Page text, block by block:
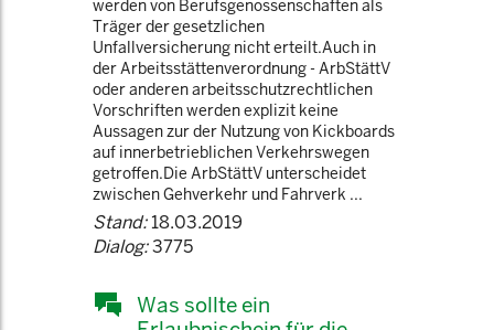
werden von Berufsgenossenschaften als
Träger der gesetzlichen
Unfallversicherung nicht erteilt.Auch in
der Arbeitsstättenverordnung - ArbStättV
oder anderen arbeitsschutzrechtlichen
Vorschriften werden explizit keine
Aussagen zur der Nutzung von Kickboards
auf innerbetrieblichen Verkehrswegen
getroffen.Die ArbStättV unterscheidet
zwischen Gehverkehr und Fahrverk ...
Stand:18.03.2019
Dialog:3775
Was sollte ein